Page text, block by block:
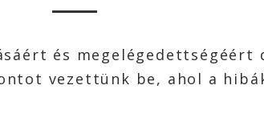
és megelégedettségéért
vezettünk be, ahol a